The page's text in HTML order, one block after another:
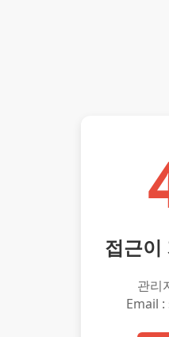
접근이
관리
Email